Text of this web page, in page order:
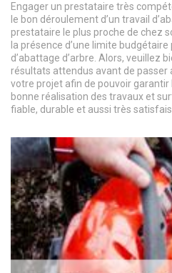
Engager un prestataire très
le bon déroulement d’un travail
prestataire le plus proche de chez
la présence d’une limite
d’abattage d’arbre. Alors, veuillez
résultats attendus avant de passer
votre projet afin de pouvoir
bonne réalisation des travaux et
fiable, durable et aussi très